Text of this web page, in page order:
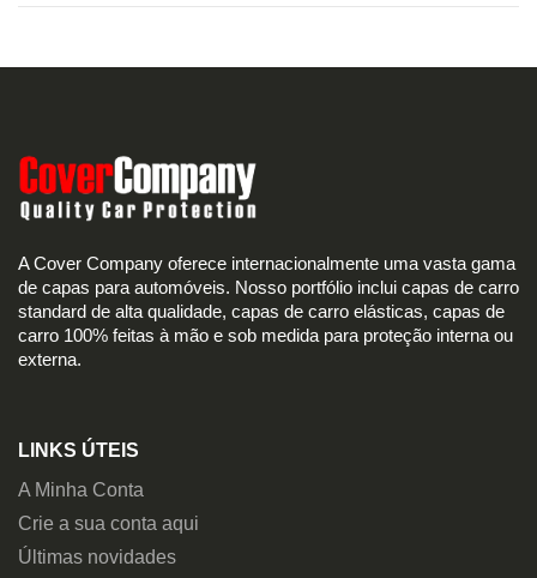
A Cover Company oferece internacionalmente uma vasta gama
de capas para automóveis. Nosso portfólio inclui capas de carro
standard de alta qualidade, capas de carro elásticas, capas de
carro 100% feitas à mão e sob medida para proteção interna ou
externa.
LINKS ÚTEIS
A Minha Conta
Crie a sua conta aqui
Últimas novidades